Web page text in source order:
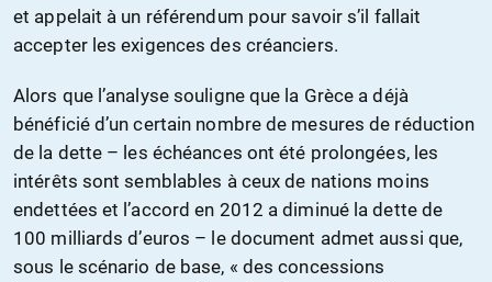
et appelait à un référendum pour savoir s’il fallait
accepter les exigences des créanciers.
Alors que l’analyse souligne que la Grèce a déjà
bénéficié d’un certain nombre de mesures de réduction
de la dette – les échéances ont été prolongées, les
intérêts sont semblables à ceux de nations moins
endettées et l’accord en 2012 a diminué la dette de
100 milliards d’euros – le document admet aussi que,
sous le scénario de base, « des concessions